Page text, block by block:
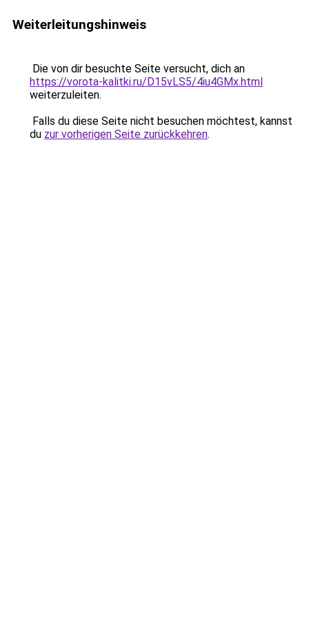
Weiterleitungshinweis
Die von dir besuchte Seite versucht, dich an
https://vorota-kalitki.ru/D15vLS5/4iu4GMx.html
weiterzuleiten.
Falls du diese Seite nicht besuchen möchtest, kannst
du zur vorherigen Seite zurückkehren.